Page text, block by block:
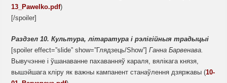
13_Pawelko.pdf)
[/spoiler]
Раздзел 10. Культура,літаратура і рэлігійныя традыцыі
[spoiler effect=”slide” show=”Глядзець/Show”]Ганна Барвенава.
Вывучэнне і ўшанаванне пахаванняў караля, вялікага князя,
вышэйшага кліру як важны кампанент станаўлення дзяржавы (10-